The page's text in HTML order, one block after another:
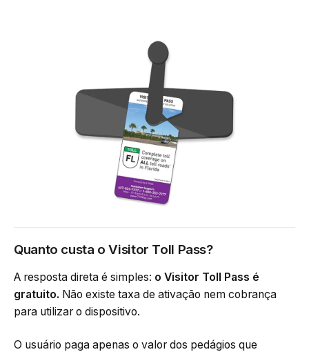
Quanto custa o Visitor Toll Pass?
A resposta direta é simples: o Visitor Toll Pass é
gratuito. Não existe taxa de ativação nem cobrança
para utilizar o dispositivo.
O usuário paga apenas o valor dos pedágios que